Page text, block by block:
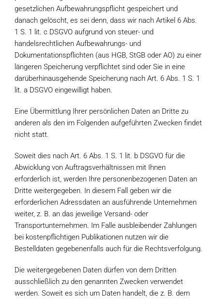
gesetzlichen Aufbewahrungspflicht gespeichert und
danach gelöscht, es sei denn, dass wir nach Artikel 6 Abs.
1 S. 1 lit. c DSGVO aufgrund von steuer- und
handelsrechtlichen Aufbewahrungs- und
Dokumentationspflichten (aus HGB, StGB oder AO) zu einer
längeren Speicherung verpflichtet sind oder Sie in eine
darüberhinausgehende Speicherung nach Art. 6 Abs. 1 S. 1
lit. a DSGVO eingewilligt haben.
Eine Übermittlung Ihrer persönlichen Daten an Dritte zu
anderen als den im Folgenden aufgeführten Zwecken findet
nicht statt.
Soweit dies nach Art. 6 Abs. 1 S. 1 lit. b DSGVO für die
Abwicklung von Auftragsverhältnissen mit Ihnen
erforderlich ist, werden Ihre personenbezogenen Daten an
Dritte weitergegeben. In diesem Fall geben wir die
erforderlichen Adressdaten an ausführende Unternehmen
weiter, z. B. an das jeweilige Versand- oder
Transportunternehmen. Im Falle ausbleibender Zahlungen
bei kostenpflichtigen Publikationen nutzen wir die
Bestelldaten gegebenenfalls auch für die Rechtsverfolgung.
Die weitergegebenen Daten dürfen von dem Dritten
ausschließlich zu den genannten Zwecken verwendet
werden. Soweit es sich um Daten handelt, die z. B. dem